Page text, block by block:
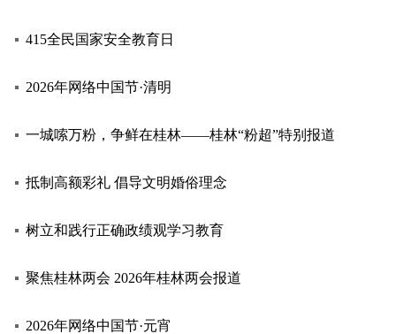
415全民国家安全教育日
2026年网络中国节·清明
一城嗦万粉，争鲜在桂林——桂林“粉超”特别报道
抵制高额彩礼 倡导文明婚俗理念
树立和践行正确政绩观学习教育
聚焦桂林两会 2026年桂林两会报道
2026年网络中国节·元宵